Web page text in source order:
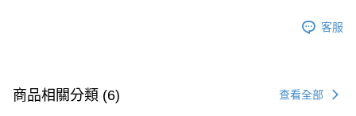
客服
商品相關分類 (6) 查看全部